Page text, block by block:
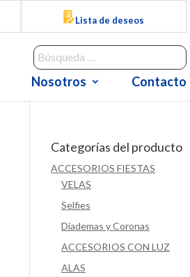
Lista de deseos
Nosotros Contacto
Categorías del producto
ACCESORIOS FIESTAS
VELAS
Selfies
Diademas y Coronas
ACCESORIOS CON LUZ
ALAS